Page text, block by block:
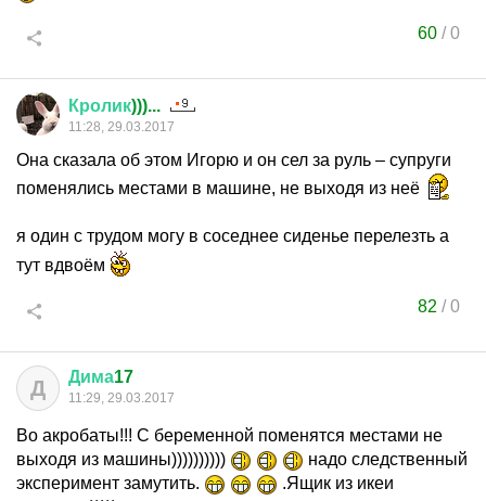
60 /0
Кролик)))...
11:28, 29.03.2017
Она сказала об этом Игорю и он сел за руль – супруги
поменялись местами в машине, не выходя из неё
я один с трудом могу в соседнее сиденье перелезть а
тут вдвоём
82 /0
Д Дима17
11:29, 29.03.2017
Во акробаты!!! С беременной поменятся местами не
выходя из машины))))))))))
надо следственный
эксперимент замутить.
.Ящик из икеи